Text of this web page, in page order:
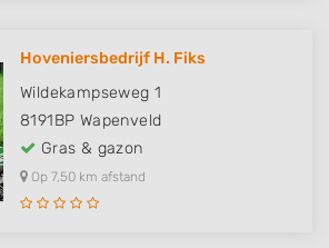
Hoveniersbedrijf H. Fiks
Wildekampseweg 1
8191BP Wapenveld
Gras & gazon
Op 7,50 km afstand